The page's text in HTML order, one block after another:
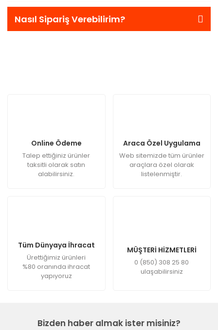
Nasıl Sipariş Verebilirim?
Online Ödeme
Talep ettiğiniz ürünler
taksitli olarak satın
alabilirsiniz.
Araca Özel Uygulama
Web sitemizde tüm ürünler
araçlara özel olarak
listelenmiştir.
Tüm Dünyaya İhracat
Ürettiğimiz ürünleri
%80 oranında ihracat
yapıyoruz
MÜŞTERİ HİZMETLERİ
0 (850) 308 25 80
ulaşabilirsiniz
Bizden haber almak ister misiniz?